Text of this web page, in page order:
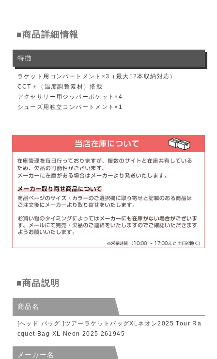
■商品詳細情報
特徴
ラケット用コンパートメント×3（最大12本収納対応）
CCT＋（温度調整素材）搭載
アクセサリー用ジッパーポケット×4
シューズ用独立コンパートメント×1
■商品説明
商品名
[ヘッド バッグ ]ツアーラケットバッグXLネオン2025 Tour Ra
cquet Bag XL Neon 2025 261945
メーカー名